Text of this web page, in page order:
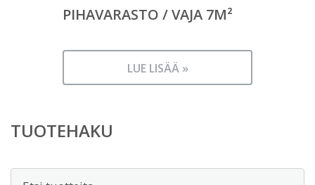
PIHAVARASTO / VAJA 7M²
LUE LISÄÄ »
TUOTEHAKU